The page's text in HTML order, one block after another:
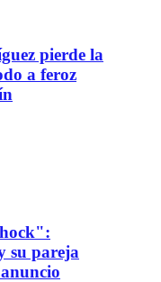
pierde la
a feroz
su pareja